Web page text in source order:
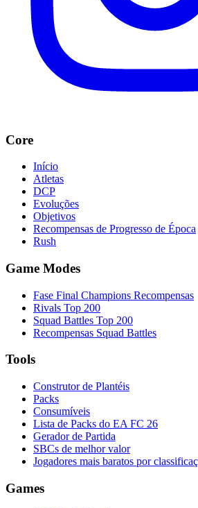
Core
Início
Atletas
DCP
Evoluções
Objetivos
Recompensas de Progresso de Época
Rush
Game Modes
Fase Final Champions Recompensas
Rivals Top 200
Squad Battles Top 200
Recompensas Squad Battles
Tools
Construtor de Plantéis
Packs
Consumíveis
Lista de Packs do EA FC 26
Gerador de Partida
SBCs de melhor valor
Jogadores mais baratos por
Games